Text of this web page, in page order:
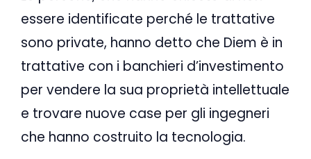
essere identificate perché le trattative
sono private, hanno detto che Diem è in
trattative con i banchieri d’investimento
per vendere la sua proprietà intellettuale
e trovare nuove case per gli ingegneri
che hanno costruito la tecnologia.